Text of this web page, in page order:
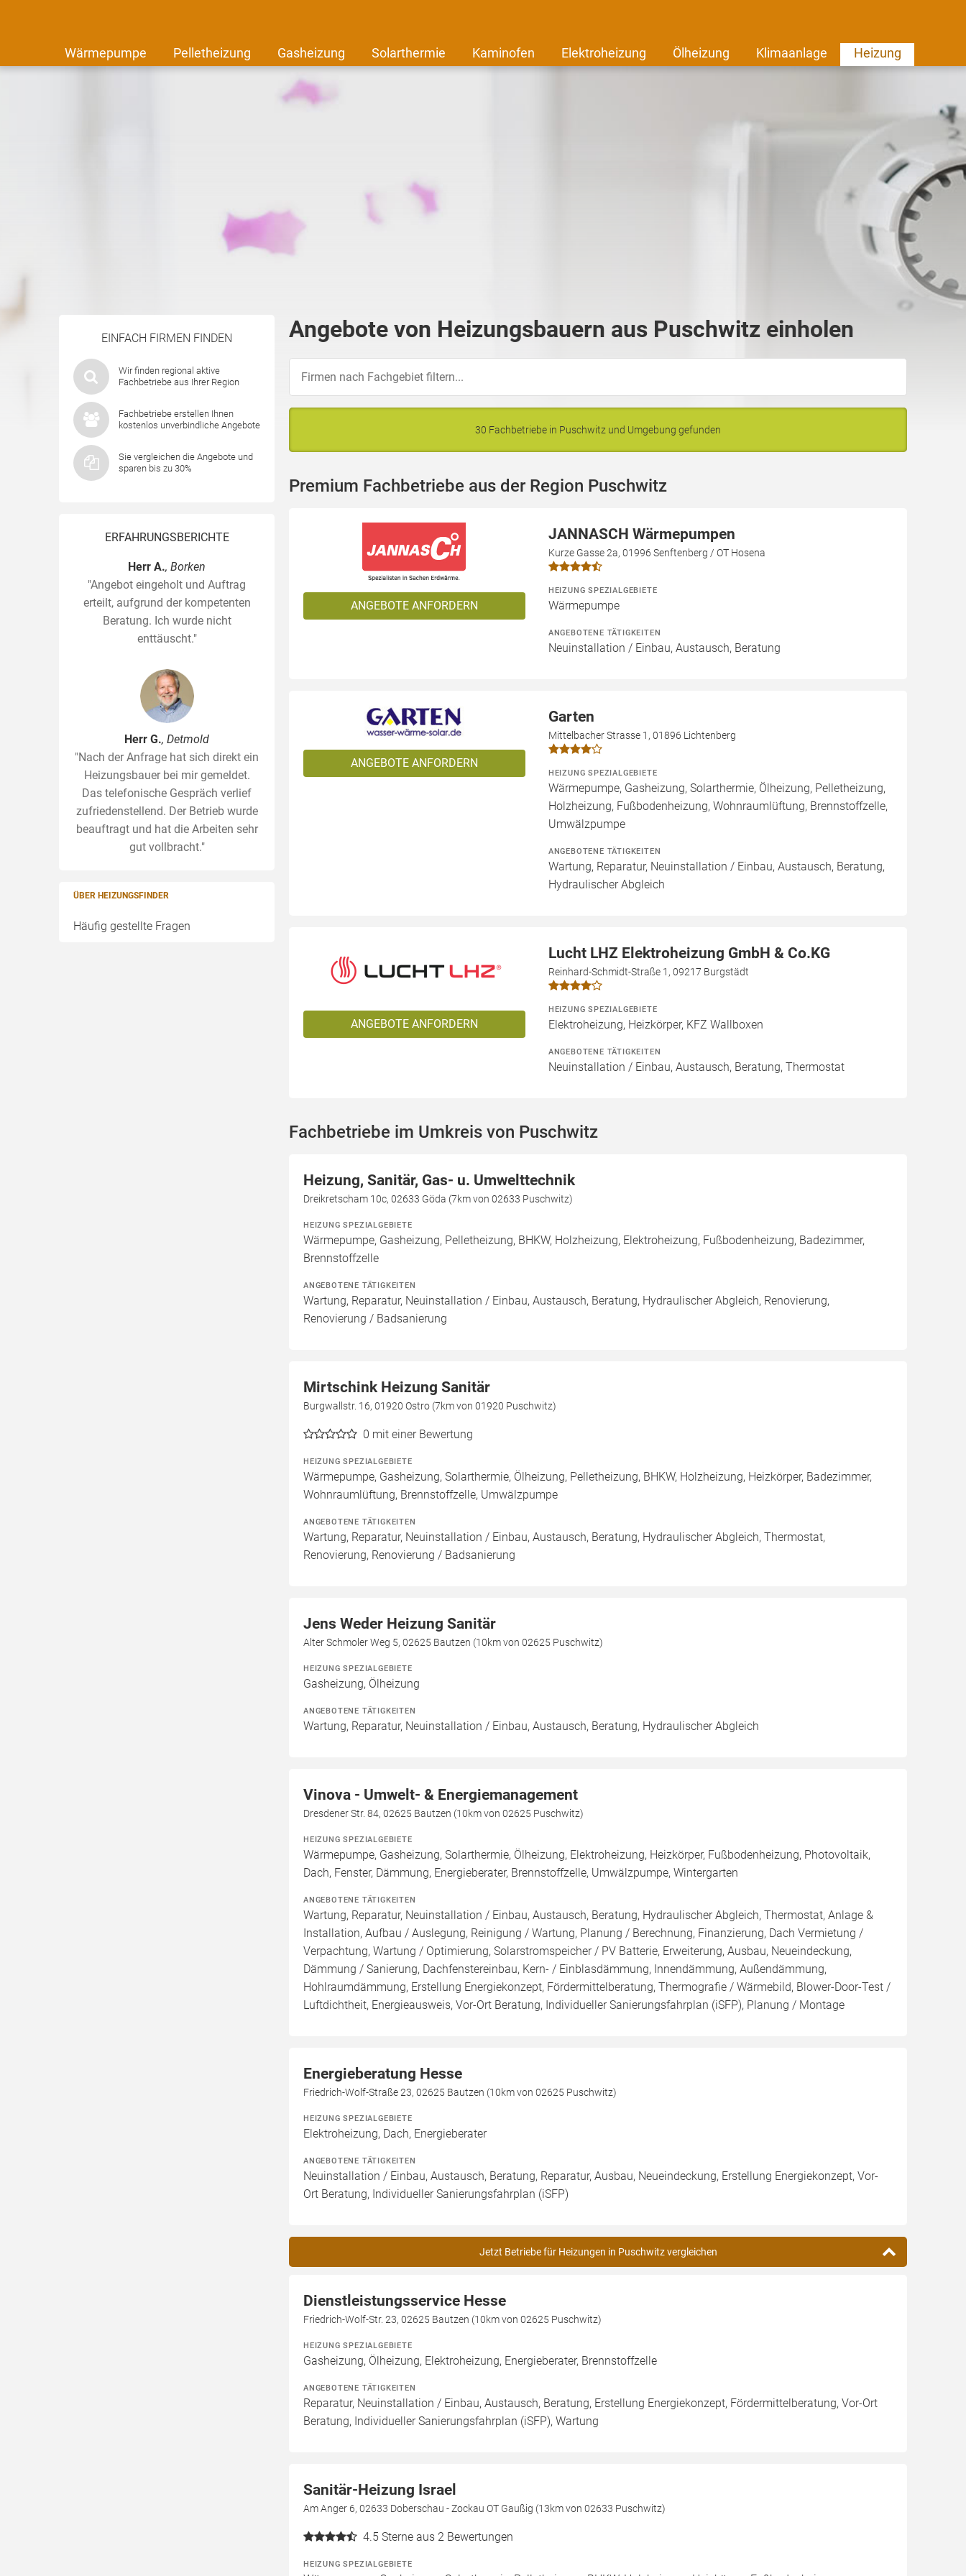
Wärmepumpe Pelletheizung Gasheizung Solarthermie Kaminofen Elektroheizung Ölheizung Klimaanlage Heizung
EINFACH FIRMEN FINDEN
Wir finden regional aktive
Fachbetriebe aus Ihrer Region
Fachbetriebe erstellen Ihnen
kostenlos unverbindliche Angebote
Sie vergleichen die Angebote und
sparen bis zu 30%
ERFAHRUNGSBERICHTE
Herr A., Borken
"Angebot eingeholt und Auftrag
erteilt, aufgrund der kompetenten
Beratung. Ich wurde nicht
enttäuscht."
Herr G., Detmold
"Nach der Anfrage hat sich direkt ein
Heizungsbauer bei mir gemeldet.
Das telefonische Gespräch verlief
zufriedenstellend. Der Betrieb wurde
beauftragt und hat die Arbeiten sehr
gut vollbracht."
ÜBER HEIZUNGSFINDER
Häufig gestellte Fragen
Angebote von Heizungsbauern aus Puschwitz einholen
30 Fachbetriebe in Puschwitz und Umgebung gefunden
Premium Fachbetriebe aus der Region Puschwitz
ANGEBOTE ANFORDERN
JANNASCH Wärmepumpen
Kurze Gasse 2a, 01996 Senftenberg / OT Hosena
HEIZUNG SPEZIALGEBIETE
Wärmepumpe
ANGEBOTENE TÄTIGKEITEN
Neuinstallation / Einbau, Austausch, Beratung
ANGEBOTE ANFORDERN
Garten
Mittelbacher Strasse 1, 01896 Lichtenberg
HEIZUNG SPEZIALGEBIETE
Wärmepumpe, Gasheizung, Solarthermie, Ölheizung, Pelletheizung,
Holzheizung, Fußbodenheizung, Wohnraumlüftung, Brennstoffzelle,
Umwälzpumpe
ANGEBOTENE TÄTIGKEITEN
Wartung, Reparatur, Neuinstallation / Einbau, Austausch, Beratung,
Hydraulischer Abgleich
ANGEBOTE ANFORDERN
Lucht LHZ Elektroheizung GmbH & Co.KG
Reinhard-Schmidt-Straße 1, 09217 Burgstädt
HEIZUNG SPEZIALGEBIETE
Elektroheizung, Heizkörper, KFZ Wallboxen
ANGEBOTENE TÄTIGKEITEN
Neuinstallation / Einbau, Austausch, Beratung, Thermostat
Fachbetriebe im Umkreis von Puschwitz
Heizung, Sanitär, Gas- u. Umwelttechnik
Dreikretscham 10c, 02633 Göda (7km von 02633 Puschwitz)
HEIZUNG SPEZIALGEBIETE
Wärmepumpe, Gasheizung, Pelletheizung, BHKW, Holzheizung, Elektroheizung, Fußbodenheizung, Badezimmer,
Brennstoffzelle
ANGEBOTENE TÄTIGKEITEN
Wartung, Reparatur, Neuinstallation / Einbau, Austausch, Beratung, Hydraulischer Abgleich, Renovierung,
Renovierung / Badsanierung
Mirtschink Heizung Sanitär
Burgwallstr. 16, 01920 Ostro (7km von 01920 Puschwitz)
0 mit einer Bewertung
HEIZUNG SPEZIALGEBIETE
Wärmepumpe, Gasheizung, Solarthermie, Ölheizung, Pelletheizung, BHKW, Holzheizung, Heizkörper, Badezimmer,
Wohnraumlüftung, Brennstoffzelle, Umwälzpumpe
ANGEBOTENE TÄTIGKEITEN
Wartung, Reparatur, Neuinstallation / Einbau, Austausch, Beratung, Hydraulischer Abgleich, Thermostat,
Renovierung, Renovierung / Badsanierung
Jens Weder Heizung Sanitär
Alter Schmoler Weg 5, 02625 Bautzen (10km von 02625 Puschwitz)
HEIZUNG SPEZIALGEBIETE
Gasheizung, Ölheizung
ANGEBOTENE TÄTIGKEITEN
Wartung, Reparatur, Neuinstallation / Einbau, Austausch, Beratung, Hydraulischer Abgleich
Vinova - Umwelt- & Energiemanagement
Dresdener Str. 84, 02625 Bautzen (10km von 02625 Puschwitz)
HEIZUNG SPEZIALGEBIETE
Wärmepumpe, Gasheizung, Solarthermie, Ölheizung, Elektroheizung, Heizkörper, Fußbodenheizung, Photovoltaik,
Dach, Fenster, Dämmung, Energieberater, Brennstoffzelle, Umwälzpumpe, Wintergarten
ANGEBOTENE TÄTIGKEITEN
Wartung, Reparatur, Neuinstallation / Einbau, Austausch, Beratung, Hydraulischer Abgleich, Thermostat, Anlage &
Installation, Aufbau / Auslegung, Reinigung / Wartung, Planung / Berechnung, Finanzierung, Dach Vermietung /
Verpachtung, Wartung / Optimierung, Solarstromspeicher / PV Batterie, Erweiterung, Ausbau, Neueindeckung,
Dämmung / Sanierung, Dachfenstereinbau, Kern- / Einblasdämmung, Innendämmung, Außendämmung,
Hohlraumdämmung, Erstellung Energiekonzept, Fördermittelberatung, Thermografie / Wärmebild, Blower-Door-Test /
Luftdichtheit, Energieausweis, Vor-Ort Beratung, Individueller Sanierungsfahrplan (iSFP), Planung / Montage
Energieberatung Hesse
Friedrich-Wolf-Straße 23, 02625 Bautzen (10km von 02625 Puschwitz)
HEIZUNG SPEZIALGEBIETE
Elektroheizung, Dach, Energieberater
ANGEBOTENE TÄTIGKEITEN
Neuinstallation / Einbau, Austausch, Beratung, Reparatur, Ausbau, Neueindeckung, Erstellung Energiekonzept, Vor-
Ort Beratung, Individueller Sanierungsfahrplan (iSFP)
Jetzt Betriebe für Heizungen in Puschwitz vergleichen
Dienstleistungsservice Hesse
Friedrich-Wolf-Str. 23, 02625 Bautzen (10km von 02625 Puschwitz)
HEIZUNG SPEZIALGEBIETE
Gasheizung, Ölheizung, Elektroheizung, Energieberater, Brennstoffzelle
ANGEBOTENE TÄTIGKEITEN
Reparatur, Neuinstallation / Einbau, Austausch, Beratung, Erstellung Energiekonzept, Fördermittelberatung, Vor-Ort
Beratung, Individueller Sanierungsfahrplan (iSFP), Wartung
Sanitär-Heizung Israel
Am Anger 6, 02633 Doberschau - Zockau OT Gaußig (13km von 02633 Puschwitz)
4.5 Sterne aus 2 Bewertungen
HEIZUNG SPEZIALGEBIETE